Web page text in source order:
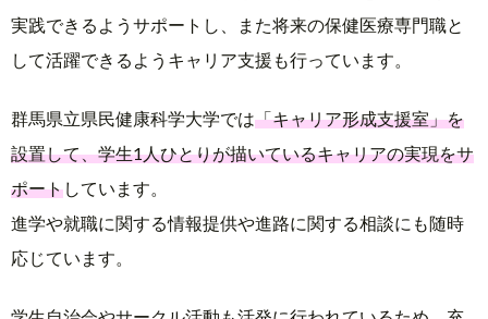
実践できるようサポートし、また将来の保健医療専門職と
して活躍できるようキャリア支援も行っています。
群馬県立県民健康科学大学では「キャリア形成支援室」を
設置して、学生1人ひとりが描いているキャリアの実現をサ
ポートしています。
進学や就職に関する情報提供や進路に関する相談にも随時
応じています。